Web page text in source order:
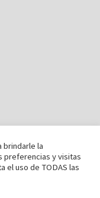
brindarle la
preferencias y visitas
el uso de TODAS las